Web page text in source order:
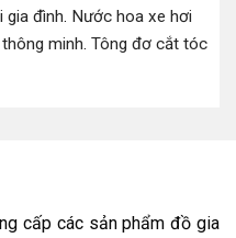
gia đình. Nước hoa xe hơi
minh. Tông đơ cắt tóc
cấp các sản phẩm đồ gia